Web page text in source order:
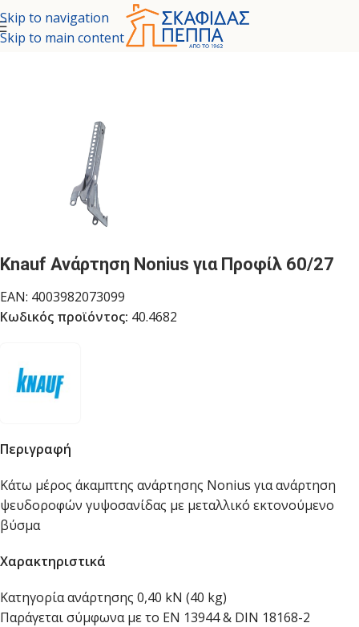
Skip to navigation
Skip to main content
/ΕΞΑΡΤΗΜΑΤΑ ΣΤΕΡΕΩΣΗΣ - ΘΥΡΙΔΕΣ ΕΠΙΣΚΕΨΗΣ
Knauf Ανάρτηση Nonius για Προφίλ 60/27
EAN: 4003982073099
Κωδικός προϊόντος: 40.4682
Περιγραφή
Κάτω μέρος άκαμπτης ανάρτησης Nonius για ανάρτηση
ψευδοροφών γυψοσανίδας με μεταλλικό εκτονούμενο
βύσμα
Χαρακτηριστικά
Κατηγορία ανάρτησης 0,40 kN (40 kg)
Παράγεται σύμφωνα με το EN 13944 & DIN 18168-2